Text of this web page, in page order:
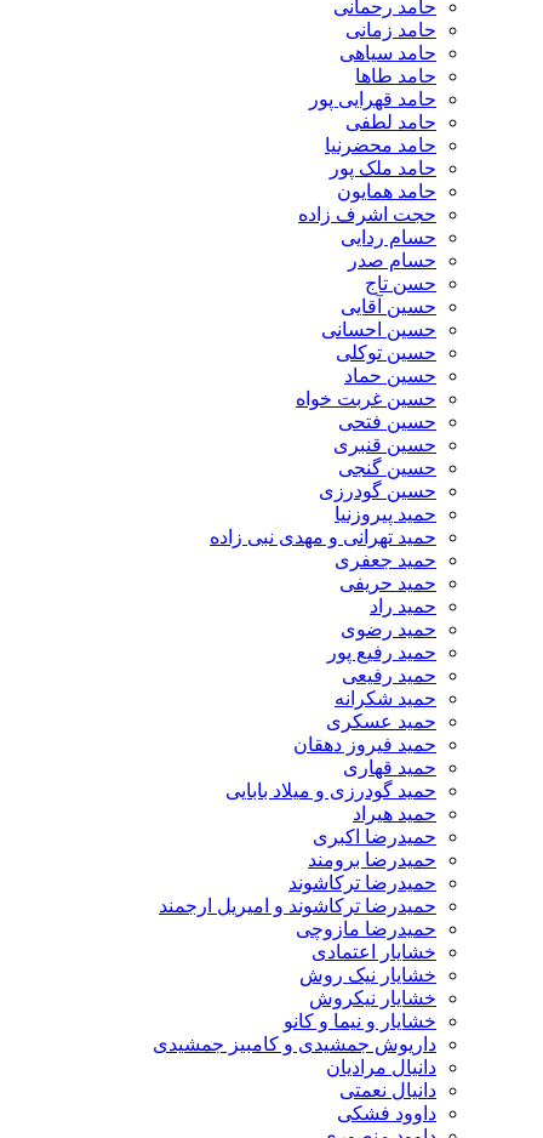
حامد رحمانی
حامد زمانی
حامد سیاهی
حامد طاها
حامد قهرایی پور
حامد لطفی
حامد محضرنیا
حامد ملک پور
حامد همایون
حجت اشرف زاده
حسام ردایی
حسام صدر
حسن تاج
حسین آقایی
حسین احسانی
حسین توکلی
حسین حماد
حسین غربت خواه
حسین فتحی
حسین قنبری
حسین گنجی
حسین گودرزی
حمید پیروزنیا
حمید تهرانی و مهدی نبی زاده
حمید جعفری
حمید حریفی
حمید راد
حمید رضوی
حمید رفیع پور
حمید رفیعی
حمید شکرانه
حمید عسکری
حمید فیروز دهقان
حمید قهاری
حمید گودرزی و میلاد بابایی
حمید هیراد
حمیدرضا اکبری
حمیدرضا برومند
حمیدرضا ترکاشوند
حمیدرضا ترکاشوند و امیریل ارجمند
حمیدرضا مازوچی
خشایار اعتمادی
خشایار نیک روش
خشایار نیکروش
خشایار و نیما و کانو
داریوش جمشیدی و کامبیز جمشیدی
دانیال مرادیان
دانیال نعمتی
داوود فشکی